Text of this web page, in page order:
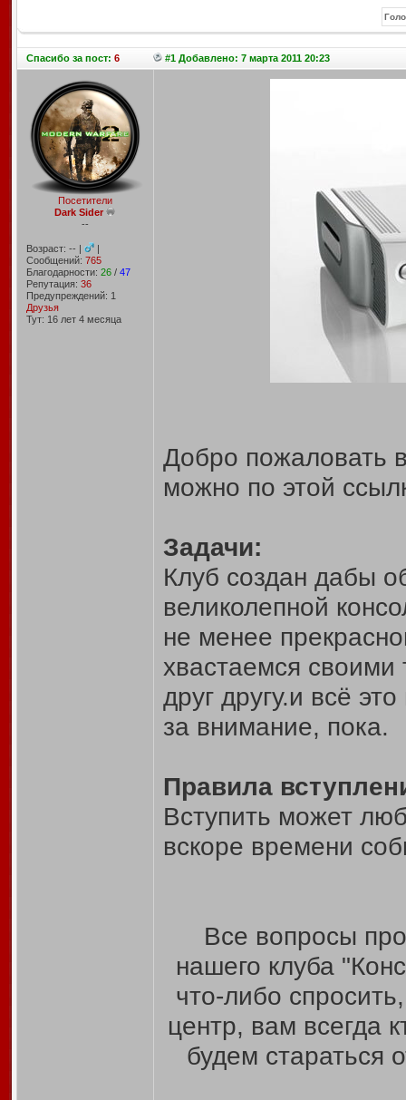
Спасибоза пост: 6 #1 Добавлено: 7 марта 2011 20:23
Посетители
Dark Sider
--
Возраст: -- |
|
Сообщений: 765
Благодарности: 26/ 47
Репутация: 36
Предупреждений: 1
Друзья
Тут: 16 лет 4 месяцa
Добро пожаловать
можно по этой
Задачи:
Клуб создан дабы
великолепной
не менее
хвастаемся
друг другу.и всё
за внимание, пока.
Правила
Вступить может
вскоре времени
Все вопросы
нашего клуба
что-либо
центр, вам всегда
будем стараться